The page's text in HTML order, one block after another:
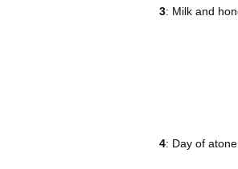
3: Milk and
4: Day of